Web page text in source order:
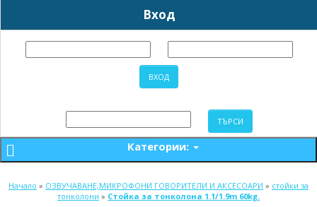
Вход
Категории:
Начало » ОЗВУЧАВАНЕ,МИКРОФОНИ ГОВОРИТЕЛИ И АКСЕСОАРИ » стойки за
тонколони » Стойка за тонколона 1.1/1.9m 60kg.